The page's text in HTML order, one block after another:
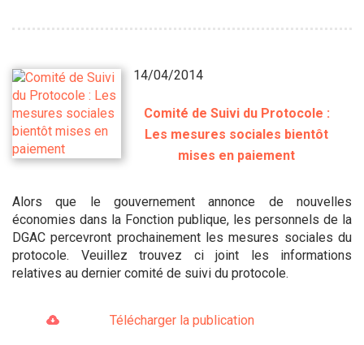
14/04/2014
Comité de Suivi du Protocole :
Les mesures sociales bientôt
mises en paiement
Alors que le gouvernement annonce de nouvelles
économies dans la Fonction publique, les personnels de la
DGAC percevront prochainement les mesures sociales du
protocole. Veuillez trouvez ci joint les informations
relatives au dernier comité de suivi du protocole.
Télécharger la publication